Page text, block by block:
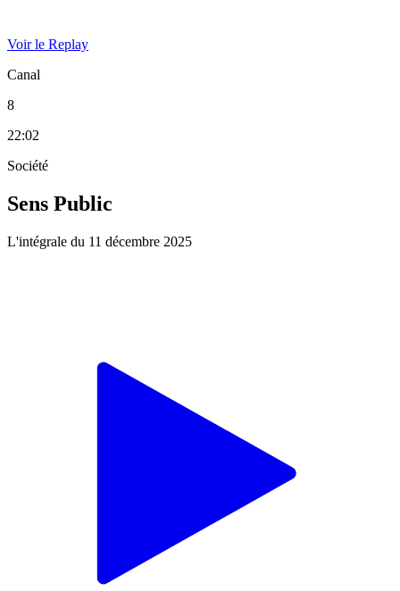
Voir le Replay
Canal
8
22:02
Société
Sens Public
L'intégrale du 11 décembre 2025